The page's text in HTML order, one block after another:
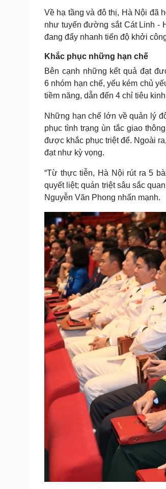
Về hạ tầng và đô thị, Hà Nội đã
như tuyến đường sắt Cát Linh -
đang đẩy nhanh tiến độ khởi
Khắc phục những hạn chế
Bên cạnh những kết quả đạt
6 nhóm hạn chế, yếu kém chủ
tiềm năng, dẫn đến 4 chỉ tiêu
Những hạn chế lớn về quản lý
phục tình trạng ùn tắc giao
được khắc phục triệt để. Ngoài
đạt như kỳ vọng.
“Từ thực tiễn, Hà Nội rút ra 5
quyết liệt; quán triệt sâu sắc
Nguyễn Văn Phong nhấn mạnh.